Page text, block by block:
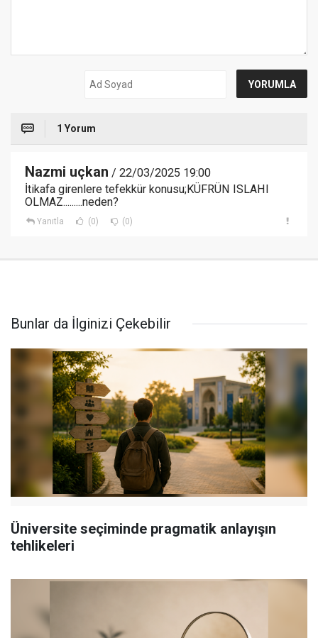
1 Yorum
Nazmi uçkan / 22/03/2025 19:00
İtikafa girenlere tefekkür konusu;KÜFRÜN ISLAHI
OLMAZ.........neden?
Yanıtla (0) (0)
Bunlar da İlginizi Çekebilir
Üniversite seçiminde pragmatik anlayışın
tehlikeleri